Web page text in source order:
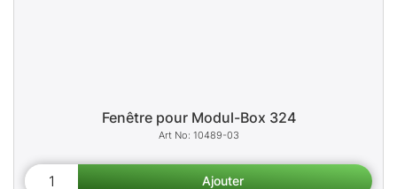
Fenêtre pour Modul-Box 324
10489-03